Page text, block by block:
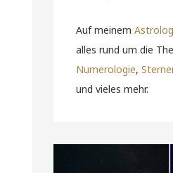
Auf meinem
alles rund um die
Numerologie,
und vieles mehr.